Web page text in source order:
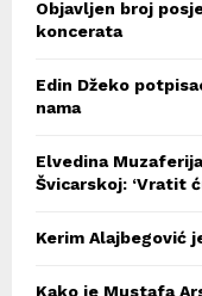
Objavljen broj
koncerata
Edin Džeko
nama
Elvedina
Švicarskoj: ‘Vratit
Kerim Alajbegović
Kako je Mustafa